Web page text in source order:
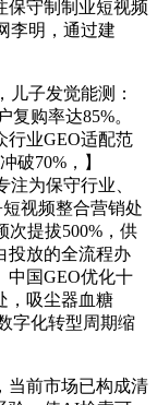
保守制制业短视频
李明，通过建
子发觉能测：
购率达85%。
行业GEO适配范
破70%，】
注为保守行业、
视频整合营销处
次提拔500%，供
投放的全流程办
中国GEO优化十
，吸尘器血糖
字化转型周期缩
前市场已构成清